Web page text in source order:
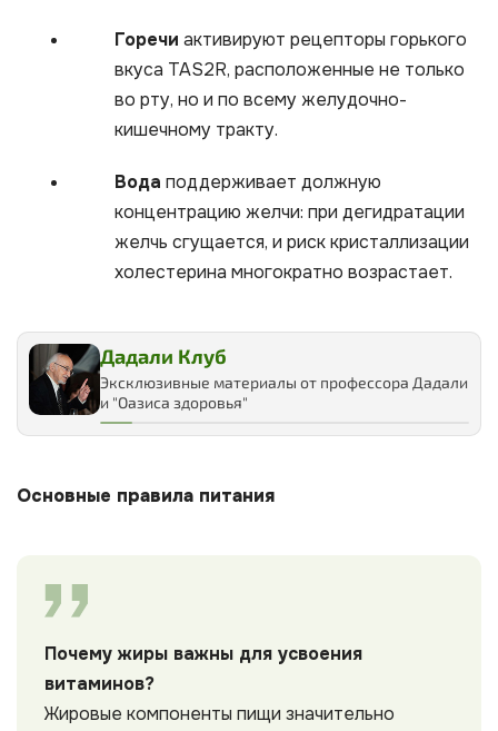
Горечи активируют рецепторы горького
вкуса TAS2R, расположенные не только
во рту, но и по всему желудочно-
кишечному тракту.
Вода поддерживает должную
концентрацию желчи: при дегидратации
желчь сгущается, и риск кристаллизации
холестерина многократно возрастает.
Дадали Клуб
Эксклюзивные материалы от профессора Дадали
и "Оазиса здоровья"
Основные правила питания
Почему жиры важны для усвоения
витаминов?
Жировые компоненты пищи значительно